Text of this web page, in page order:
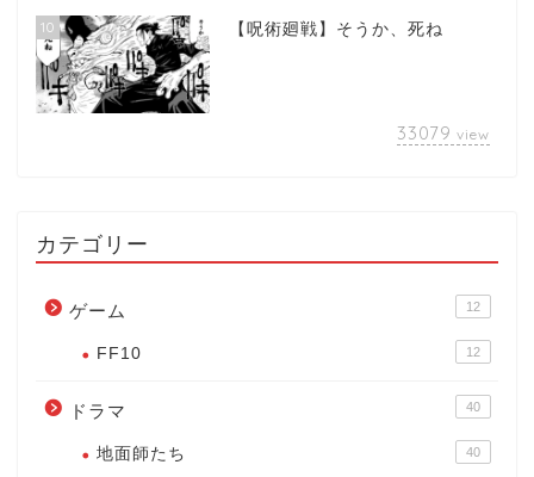
10 【呪術廻戦】そうか、死ね
33079 view
カテゴリー
ゲーム 12
FF10 12
ドラマ 40
地面師たち 40